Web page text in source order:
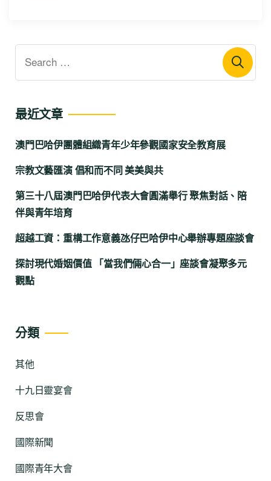
最近文章
澳門巴哈伊團體組織青年少年參觀國家安全教育展
宗教文藝匯演 倡和而不同 美美與共
第三十八屆澳門巴哈伊代表大會圓滿舉行 聚焦對話、陪
伴與青年培育
超越工資：重構工作意義氹仔巴哈伊中心舉辦專題座談會
探討現代婚姻價值 「當我們倆心合一」座談會凝聚多元
觀點
分類
其他
十九日靈宴會
反思會
國際新聞
國際青年大會